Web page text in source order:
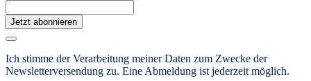
Jetzt abonnieren
Ich stimme der Verarbeitung meiner Daten zum Zwecke der
Newsletterversendung zu. Eine Abmeldung ist jederzeit möglich.